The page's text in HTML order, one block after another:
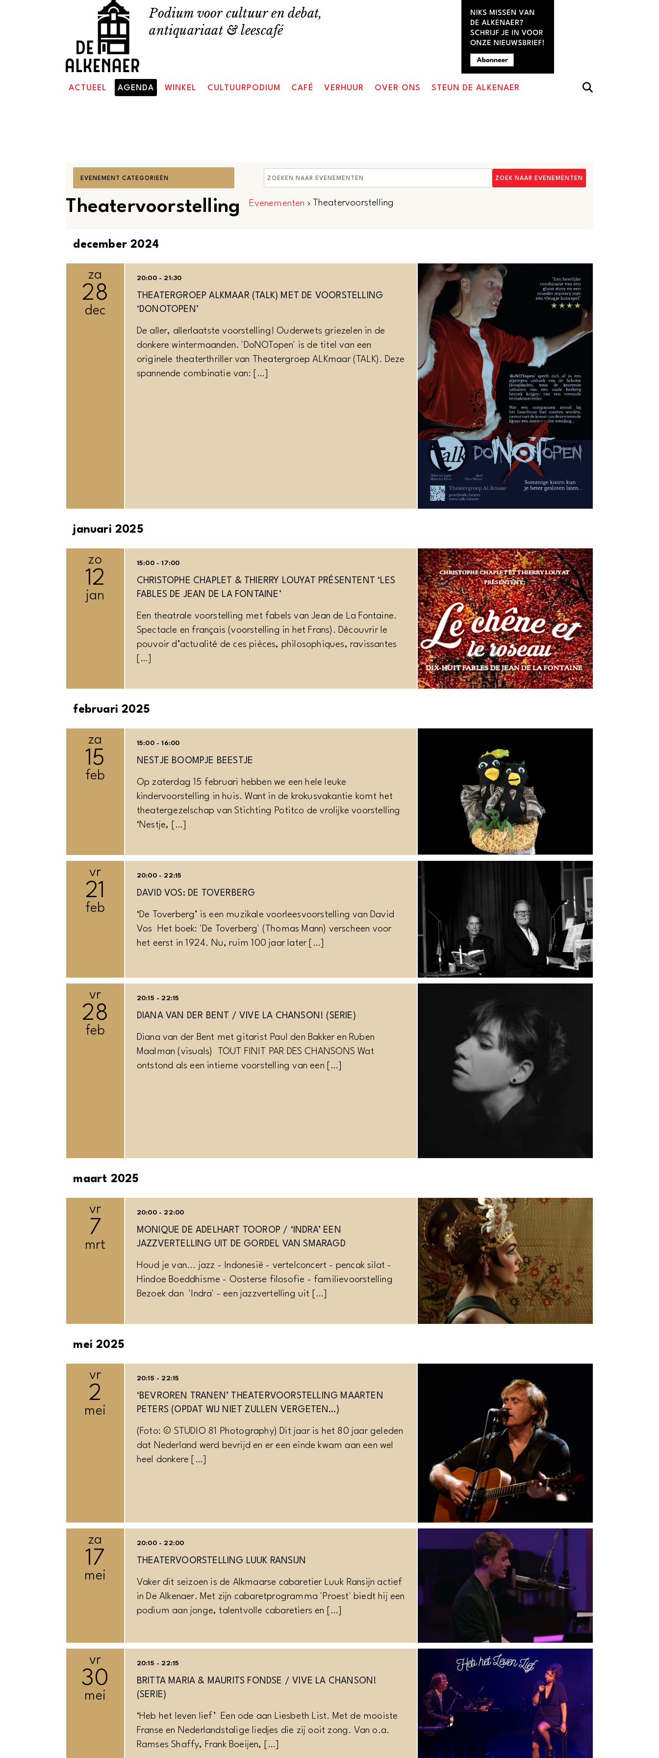
Podium voor cultuur en debat,
antiquariaat & leescafé
ACTUEEL AGENDA WINKEL CULTUURPODIUM CAFÉ VERHUUR OVER ONS STEUN DE ALKENAER
Theatervoorstelling Evenementen Theatervoorstelling
Evenementen
Evenementen
Zoeken
Vul
een
keyword
keyword.
ZOEK NAAR EVENEMENTEN
FILTERS
ALS
ÉÉN
WIJZIGT,
WORDT
DE
LIJST
EVENEMENT CATEGORIEËN
december 2024
za
28
dec
THEATERGROEP ALKMAAR (TALK) MET DE VOORSTELLING
‘DONOTOPEN’
20:00 - 21:30
De aller, allerlaatste voorstelling! Ouderwets griezelen in de
donkere wintermaanden. 'DoNOTopen' is de titel van een
originele theaterthriller van Theatergroep ALKmaar (TALK). Deze
spannende combinatie van: […]
januari 2025
zo
12
jan
CHRISTOPHE CHAPLET & THIERRY LOUYAT PRÉSENTENT ‘LES
FABLES DE JEAN DE LA FONTAINE’
15:00 - 17:00
Een theatrale voorstelling met fabels van Jean de La Fontaine.
Spectacle en français (voorstelling in het Frans). Découvrir le
pouvoir d’actualité de ces pièces, philosophiques, ravissantes
[…]
februari 2025
za
15
feb
NESTJE BOOMPJE BEESTJE
15:00 - 16:00
Op zaterdag 15 februari hebben we een hele leuke
kindervoorstelling in huis. Want in de krokusvakantie komt het
theatergezelschap van Stichting Potitco de vrolijke voorstelling
‘Nestje, […]
vr
21
feb
DAVID VOS: DE TOVERBERG
20:00 - 22:15
‘De Toverberg’ is een muzikale voorleesvoorstelling van David
Vos Het boek: 'De Toverberg' (Thomas Mann) verscheen voor
het eerst in 1924. Nu, ruim 100 jaar later […]
vr
28
feb
DIANA VAN DER BENT / VIVE LA CHANSON! (SERIE)
20:15 - 22:15
Diana van der Bent met gitarist Paul den Bakker en Ruben
Maalman (visuals) TOUT FINIT PAR DES CHANSONS Wat
ontstond als een intieme voorstelling van een […]
maart 2025
vr
7
mrt
MONIQUE DE ADELHART TOOROP / ‘INDRA’ EEN
JAZZVERTELLING UIT DE GORDEL VAN SMARAGD
20:00 - 22:00
Houd je van... jazz - Indonesië - vertelconcert - pencak silat -
Hindoe Boeddhisme - Oosterse filosofie - familievoorstelling
Bezoek dan 'Indra' - een jazzvertelling uit […]
mei 2025
vr
2
mei
‘BEVROREN TRANEN’ THEATERVOORSTELLING MAARTEN
PETERS (OPDAT WIJ NIET ZULLEN VERGETEN…)
20:15 - 22:15
(Foto: © STUDIO 81 Photography) Dit jaar is het 80 jaar geleden
dat Nederland werd bevrijd en er een einde kwam aan een wel
heel donkere […]
za
17
mei
THEATERVOORSTELLING LUUK RANSIJN
20:00 - 22:00
Vaker dit seizoen is de Alkmaarse cabaretier Luuk Ransijn actief
in De Alkenaer. Met zijn cabaretprogramma 'Proest' biedt hij een
podium aan jonge, talentvolle cabaretiers en […]
vr
30
mei
BRITTA MARIA & MAURITS FONDSE / VIVE LA CHANSON!
(SERIE)
20:15 - 22:15
‘Heb het leven lief’ Een ode aan Liesbeth List. Met de mooiste
Franse en Nederlandstalige liedjes die zij ooit zong. Van o.a.
Ramses Shaffy, Frank Boeijen, […]